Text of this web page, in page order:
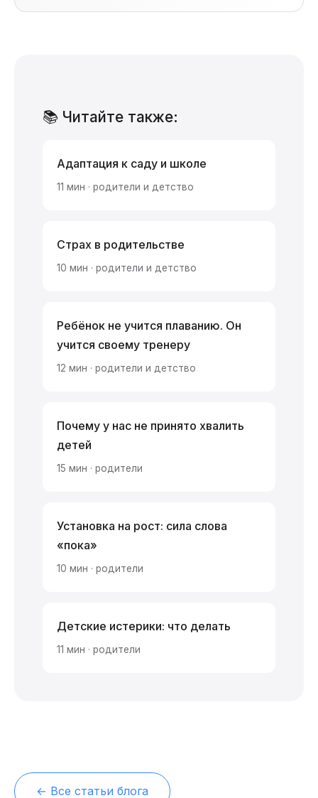
📚 Читайте также:
Адаптация к саду и школе
11 мин · родители и детство
Страх в родительстве
10 мин · родители и детство
Ребёнок не учится плаванию. Он
учится своему тренеру
12 мин · родители и детство
Почему у нас не принято хвалить
детей
15 мин · родители
Установка на рост: сила слова
«пока»
10 мин · родители
Детские истерики: что делать
11 мин · родители
← Все статьи блога